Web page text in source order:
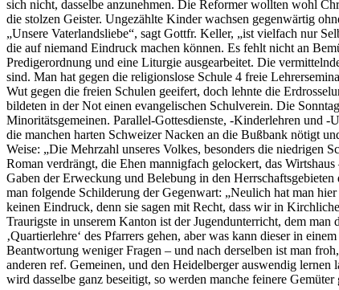
sich nicht, dasselbe anzunehmen. Die Reformer wollten wohl
die stolzen Geister. Ungezählte Kinder wachsen gegenwärtig
„Unsere Vaterlandsliebe“, sagt Gottfr. Keller, „ist vielfach nur
die auf niemand Eindruck machen können. Es fehlt nicht an
Predigerordnung und eine Liturgie ausgearbeitet. Die
sind. Man hat gegen die religionslose Schule 4 freie
Wut gegen die freien Schulen geeifert, doch lehnte die
bildeten in der Not einen evangelischen Schulverein. Die
Minoritätsgemeinen. Parallel-Gottesdienste, -Kinderlehren und
die manchen harten Schweizer Nacken an die Bußbank nötigt
Weise: „Die Mehrzahl unseres Volkes, besonders die niedrigen
Roman verdrängt, die Ehen mannigfach gelockert, das
Gaben der Erweckung und Belebung in den
man folgende Schilderung der Gegenwart: „Neulich hat man
keinen Eindruck, denn sie sagen mit Recht, dass wir in
Traurigste in unserem Kanton ist der Jugendunterricht, dem
‚Quartierlehre‘ des Pfarrers gehen, aber was kann dieser in
Beantwortung weniger Fragen – und nach derselben ist man
anderen ref. Gemeinen, und den Heidelberger auswendig lernen
wird dasselbe ganz beseitigt, so werden manche feinere